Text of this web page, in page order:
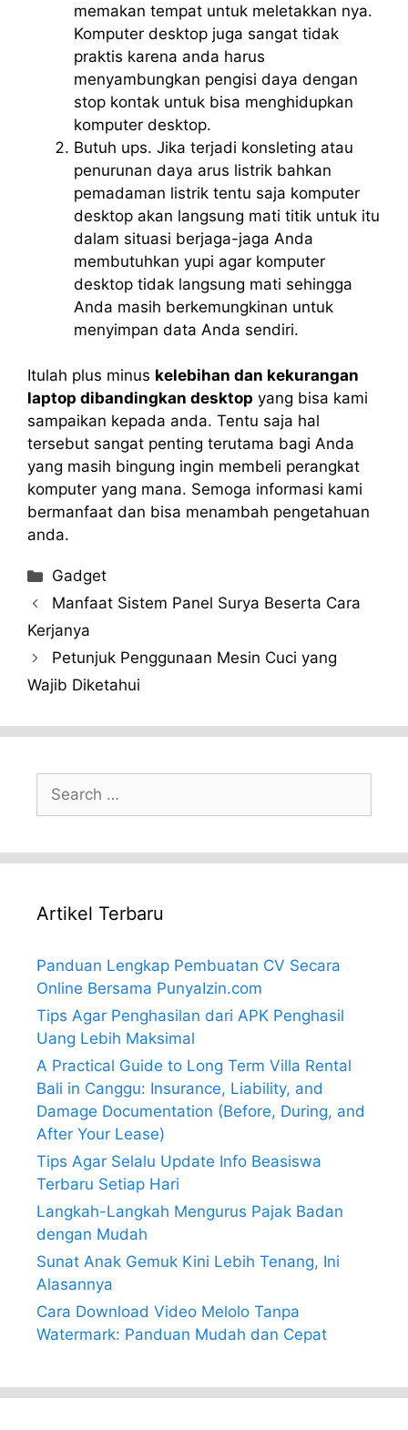
memakan tempat untuk meletakkan nya.
Komputer desktop juga sangat tidak
praktis karena anda harus
menyambungkan pengisi daya dengan
stop kontak untuk bisa menghidupkan
komputer desktop.
Butuh ups. Jika terjadi konsleting atau
penurunan daya arus listrik bahkan
pemadaman listrik tentu saja komputer
desktop akan langsung mati titik untuk itu
dalam situasi berjaga-jaga Anda
membutuhkan yupi agar komputer
desktop tidak langsung mati sehingga
Anda masih berkemungkinan untuk
menyimpan data Anda sendiri.
Itulah plus minus kelebihan dan kekurangan
laptop dibandingkan desktop yang bisa kami
sampaikan kepada anda. Tentu saja hal
tersebut sangat penting terutama bagi Anda
yang masih bingung ingin membeli perangkat
komputer yang mana. Semoga informasi kami
bermanfaat dan bisa menambah pengetahuan
anda.
Categories
Gadget
Manfaat Sistem Panel Surya Beserta Cara
Kerjanya
Petunjuk Penggunaan Mesin Cuci yang
Wajib Diketahui
Search
for:
Artikel Terbaru
Panduan Lengkap Pembuatan CV Secara
Online Bersama PunyaIzin.com
Tips Agar Penghasilan dari APK Penghasil
Uang Lebih Maksimal
A Practical Guide to Long Term Villa Rental
Bali in Canggu: Insurance, Liability, and
Damage Documentation (Before, During, and
After Your Lease)
Tips Agar Selalu Update Info Beasiswa
Terbaru Setiap Hari
Langkah-Langkah Mengurus Pajak Badan
dengan Mudah
Sunat Anak Gemuk Kini Lebih Tenang, Ini
Alasannya
Cara Download Video Melolo Tanpa
Watermark: Panduan Mudah dan Cepat